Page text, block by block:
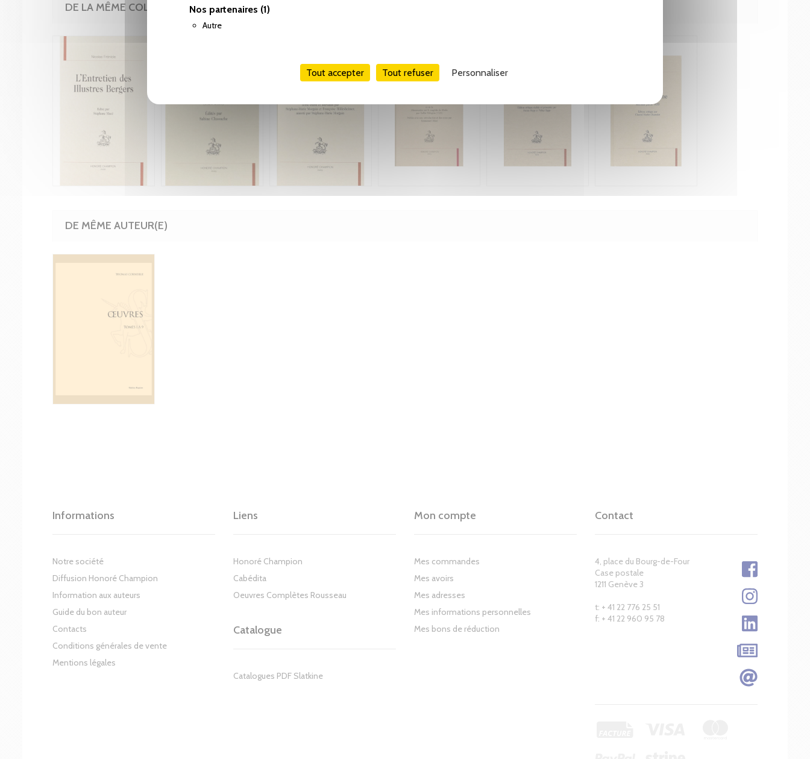
Nos partenaires (1)
Autre
Tout accepter Tout refuser Personnaliser
DE LA MÊME COLLECTION
DE MÊME AUTEUR(E)
Informations
Notre société
Diffusion Honoré Champion
Information aux auteurs
Guide du bon auteur
Contacts
Conditions générales de vente
Mentions légales
Liens
Honoré Champion
Cabédita
Oeuvres Complètes Rousseau
Catalogue
Catalogues PDF Slatkine
Mon compte
Mes commandes
Mes avoirs
Mes adresses
Mes informations personnelles
Mes bons de réduction
Contact
4, place du Bourg-de-Four
Case postale
1211 Genève 3
t: + 41 22 776 25 51
f: + 41 22 960 95 78